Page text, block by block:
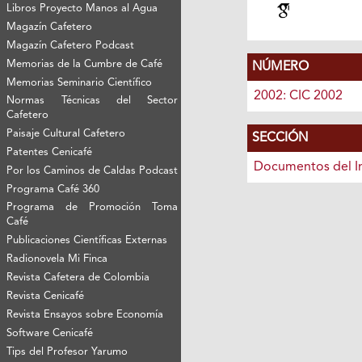
Libros Proyecto Manos al Agua
Magazín Cafetero
Magazín Cafetero Podcast
Memorias de la Cumbre de Café
Memorias Seminario Científico
Normas Técnicas del Sector
Cafetero
Paisaje Cultural Cafetero
Patentes Cenicafé
Por los Caminos de Caldas Podcast
Programa Café 360
Programa de Promoción Toma
Café
Publicaciones Científicas Externas
Radionovela Mi Finca
Revista Cafetera de Colombia
Revista Cenicafé
Revista Ensayos sobre Economía
Software Cenicafé
Tips del Profesor Yarumo
NÚMERO
2002: CIC 2002
SECCIÓN
Documentos del